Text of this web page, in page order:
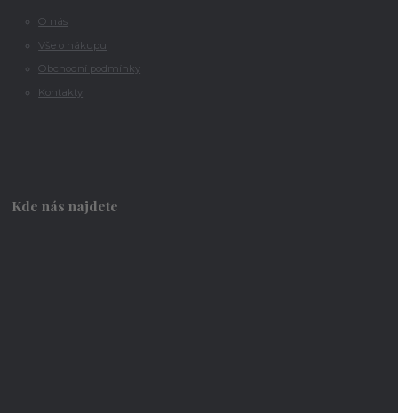
O nás
Vše o nákupu
Obchodní podmínky
Kontakty
Kde nás najdete